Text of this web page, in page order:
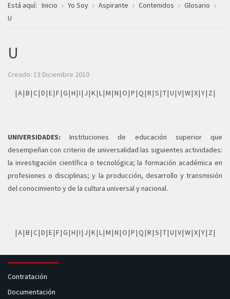
Está aquí: Inicio Yo Soy Aspirante Contenidos
Glosario
U
U
Creado: 13 Diciembre 2010
|A|B|C|D|E|F|G|H|I| J|K|L|M|N|O|P|Q|R|S|T|U|V|W|X|Y| Z|
UNIVERSIDADES:Instituciones de educación superior que
desempeñan con criterio de universalidad las siguientes actividades:
la investigación científica o tecnológica; la formación académica en
profesiones o disciplinas; y la producción, desarrollo y transmisión
del conocimiento y de la cultura universal y nacional.
|A|B|C|D|E|F|G|H|I| J|K|L|M|N|O|P|Q|R|S|T|U|V|W|X|Y| Z|
Contratación
Documentación